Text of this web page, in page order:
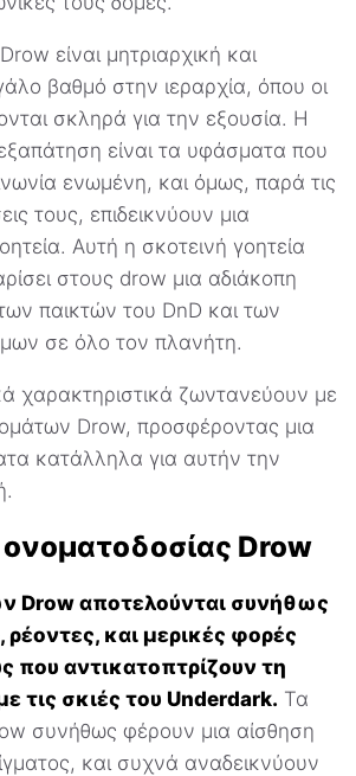
είναι μητριαρχική και
βαθμό στην ιεραρχία, όπου οι
σκληρά για την εξουσία. Η
είναι τα υφάσματα που
ενωμένη, και όμως, παρά τις
τους, επιδεικνύουν μια
Αυτή η σκοτεινή γοητεία
στους drow μια αδιάκοπη
παικτών του DnD και των
σε όλο τον πλανήτη.
χαρακτηριστικά ζωντανεύουν με
Drow, προσφέροντας μια
κατάλληλα για αυτήν την
ονοματοδοσίας Drow
Drow αποτελούνται συνήθως
και μερικές φορές
που αντικατοπτρίζουν τη
τις σκιές του Underdark. Τα
συνήθως φέρουν μια αίσθηση
και συχνά αναδεικνύουν